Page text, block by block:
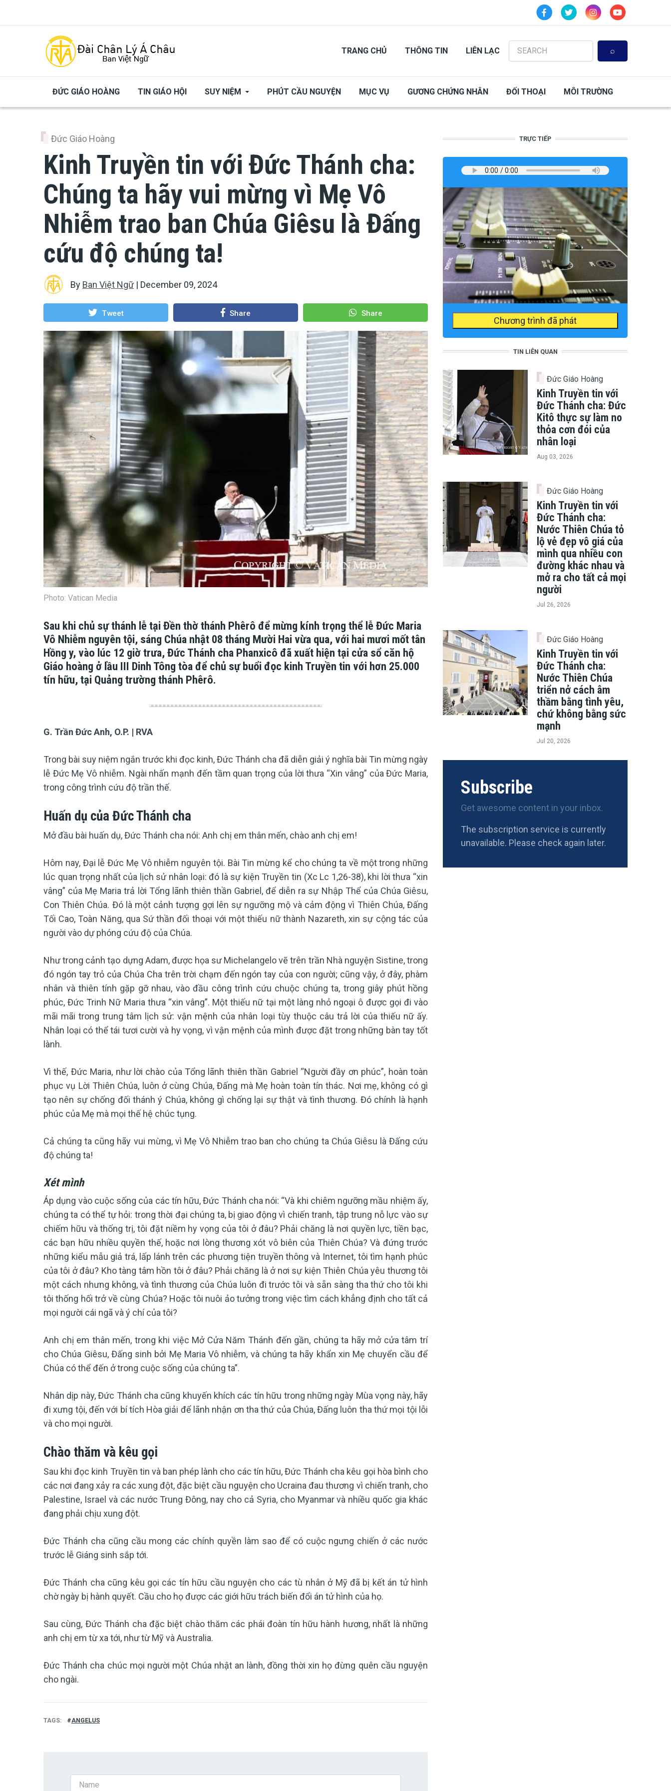
TRANG CHỦ THÔNG TIN LIÊN LẠC
Search
ĐỨC GIÁO HOÀNG TIN GIÁO HỘI SUY NIỆM PHÚT CẦU NGUYỆN MỤC VỤ GƯƠNG CHỨNG NHÂN ĐỐI THOẠI MÔI TRƯỜNG
Đức Giáo Hoàng
Kinh Truyền tin với Đức Thánh cha:
Chúng ta hãy vui mừng vì Mẹ Vô
Nhiễm trao ban Chúa Giêsu là Đấng
cứu độ chúng ta!
By Ban Việt Ngữ| December 09, 2024
Tweet Share Share
Photo: Vatican Media
Sau khi chủ sự thánh lễ tại Đền thờ thánh Phêrô để mừng kính trọng thể lễ Đức Maria
Vô Nhiễm nguyên tội, sáng Chúa nhật 08 tháng Mười Hai vừa qua, với hai mươi mốt tân
Hồng y, vào lúc 12 giờ trưa, Đức Thánh cha Phanxicô đã xuất hiện tại cửa sổ căn hộ
Giáo hoàng ở lầu III Dinh Tông tòa để chủ sự buổi đọc kinh Truyền tin với hơn 25.000
tín hữu, tại Quảng trường thánh Phêrô.
G. Trần Đức Anh, O.P. | RVA
Trong bài suy niệm ngắn trước khi đọc kinh, Đức Thánh cha đã diễn giải ý nghĩa bài Tin mừng ngày
lễ Đức Mẹ Vô nhiễm. Ngài nhấn mạnh đến tầm quan trọng của lời thưa “Xin vâng” của Đức Maria,
trong công trình cứu độ trần thế.
Huấn dụ của Đức Thánh cha
Mở đầu bài huấn dụ, Đức Thánh cha nói: Anh chị em thân mến, chào anh chị em!
Hôm nay, Đại lễ Đức Mẹ Vô nhiễm nguyên tội. Bài Tin mừng kể cho chúng ta về một trong những
lúc quan trọng nhất của lịch sử nhân loại: đó là sự kiện Truyền tin (Xc Lc 1,26-38), khi lời thưa “xin
vâng” của Mẹ Maria trả lời Tổng lãnh thiên thần Gabriel, để diễn ra sự Nhập Thể của Chúa Giêsu,
Con Thiên Chúa. Đó là một cảnh tượng gợi lên sự ngưỡng mộ và cảm động vì Thiên Chúa, Đấng
Tối Cao, Toàn Năng, qua Sứ thần đối thoại với một thiếu nữ thành Nazareth, xin sự cộng tác của
người vào dự phóng cứu độ của Chúa.
Như trong cảnh tạo dựng Adam, được họa sư Michelangelo vẽ trên trần Nhà nguyện Sistine, trong
đó ngón tay trỏ của Chúa Cha trên trời chạm đến ngón tay của con người; cũng vậy, ở đây, phàm
nhân và thiên tính gặp gỡ nhau, vào đầu công trình cứu chuộc chúng ta, trong giây phút hồng
phúc, Đức Trinh Nữ Maria thưa “xin vâng”. Một thiếu nữ tại một làng nhỏ ngoại ô được gọi đi vào
mãi mãi trong trung tâm lịch sử: vận mệnh của nhân loại tùy thuộc câu trả lời của thiếu nữ ấy.
Nhân loại có thể tái tươi cười và hy vọng, vì vận mệnh của mình được đặt trong những bàn tay tốt
lành.
Vì thế, Đức Maria, như lời chào của Tổng lãnh thiên thần Gabriel “Người đầy ơn phúc”, hoàn toàn
phục vụ Lời Thiên Chúa, luôn ở cùng Chúa, Đấng mà Mẹ hoàn toàn tín thác. Nơi mẹ, không có gì
tạo nên sự chống đối thánh ý Chúa, không gì chống lại sự thật và tình thương. Đó chính là hạnh
phúc của Mẹ mà mọi thế hệ chúc tụng.
Cả chúng ta cũng hãy vui mừng, vì Mẹ Vô Nhiễm trao ban cho chúng ta Chúa Giêsu là Đấng cứu
độ chúng ta!
Xét mình
Áp dụng vào cuộc sống của các tín hữu, Đức Thánh cha nói: “Và khi chiêm ngưỡng mầu nhiệm ấy,
chúng ta có thể tự hỏi: trong thời đại chúng ta, bị giao động vì chiến tranh, tập trung nỗ lực vào sự
chiếm hữu và thống trị, tôi đặt niềm hy vọng của tôi ở đâu? Phải chăng là nơi quyền lực, tiền bạc,
các bạn hữu nhiều quyền thế, hoặc nơi lòng thương xót vô biên của Thiên Chúa? Và đứng trước
những kiểu mẫu giả trá, lấp lánh trên các phương tiện truyền thông và Internet, tôi tìm hạnh phúc
của tôi ở đâu? Kho tàng tâm hồn tôi ở đâu? Phải chăng là ở nơi sự kiện Thiên Chúa yêu thương tôi
một cách nhưng không, và tình thương của Chúa luôn đi trước tôi và sẵn sàng tha thứ cho tôi khi
tôi thống hối trở về cùng Chúa? Hoặc tôi nuôi ảo tưởng trong việc tìm cách khẳng định cho tất cả
mọi người cái ngã và ý chí của tôi?
Anh chị em thân mến, trong khi việc Mở Cửa Năm Thánh đến gần, chúng ta hãy mở cửa tâm trí
cho Chúa Giêsu, Đấng sinh bởi Mẹ Maria Vô nhiễm, và chúng ta hãy khẩn xin Mẹ chuyển cầu để
Chúa có thể đến ở trong cuộc sống của chúng ta”.
Nhân dịp này, Đức Thánh cha cũng khuyến khích các tín hữu trong những ngày Mùa vọng này, hãy
đi xưng tội, đến với bí tích Hòa giải để lãnh nhận ơn tha thứ của Chúa, Đấng luôn tha thứ mọi tội lỗi
và cho mọi người.
Chào thăm và kêu gọi
Sau khi đọc kinh Truyền tin và ban phép lành cho các tín hữu, Đức Thánh cha kêu gọi hòa bình cho
các nơi đang xảy ra các xung đột, đặc biệt cầu nguyện cho Ucraina đau thương vì chiến tranh, cho
Palestine, Israel và các nước Trung Đông, nay cho cả Syria, cho Myanmar và nhiều quốc gia khác
đang phải chịu xung đột.
Đức Thánh cha cũng cầu mong các chính quyền làm sao để có cuộc ngưng chiến ở các nước
trước lễ Giáng sinh sắp tới.
Đức Thánh cha cũng kêu gọi các tín hữu cầu nguyện cho các tù nhân ở Mỹ đã bị kết án tử hình
chờ ngày bị hành quyết. Cầu cho họ được các giới hữu trách biến đổi án tử hình của họ.
Sau cùng, Đức Thánh cha đặc biệt chào thăm các phái đoàn tín hữu hành hương, nhất là những
anh chị em từ xa tới, như từ Mỹ và Australia.
Đức Thánh cha chúc mọi người một Chúa nhật an lành, đồng thời xin họ đừng quên cầu nguyện
cho ngài.
TAGS ANGELUS
TRỰC TIẾP
Chương trình đã phát
TIN LIÊN QUAN
Đức Giáo Hoàng
Kinh Truyền tin với
Đức Thánh cha: Đức
Kitô thực sự làm no
thỏa cơn đói của
nhân loại
Aug 03, 2026
Đức Giáo Hoàng
Kinh Truyền tin với
Đức Thánh cha:
Nước Thiên Chúa tỏ
lộ vẻ đẹp vô giá của
mình qua nhiều con
đường khác nhau và
mở ra cho tất cả mọi
người
Jul 26, 2026
Đức Giáo Hoàng
Kinh Truyền tin với
Đức Thánh cha:
Nước Thiên Chúa
triển nở cách âm
thầm bằng tình yêu,
chứ không bằng sức
mạnh
Jul 20, 2026
Subscribe
Get awesome content in your inbox.
The subscription service is currently
unavailable. Please check again later.